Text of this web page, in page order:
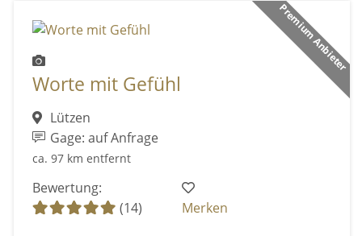
Premium Anbieter
Worte mit Gefühl
Lützen
Gage: auf Anfrage
ca. 97 km entfernt
Bewertung:
(14)
Merken